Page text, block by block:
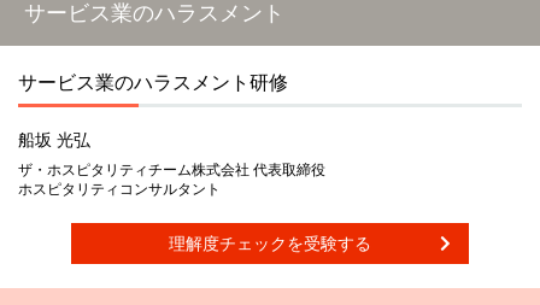
サービス業のハラスメント
サービス業のハラスメント研修
船坂 光弘
ザ・ホスピタリティチーム株式会社 代表取締役
ホスピタリティコンサルタント
理解度チェックを受験する